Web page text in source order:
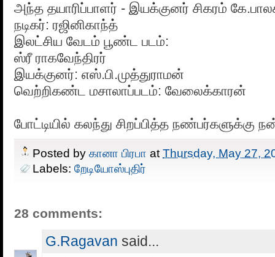
அந்த தயாரிப்பாளர் - இயக்குனர் சிகரம்
நடிகர்: ரஜினிகாந்த்
இலட்சிய வேடம் பூண்ட படம்:
ஸ்ரீ ராகவேந்திரர்
இயக்குனர்: எஸ்.பி.முத்துராமன்
வெற்றிகண்ட மசாலாப்படம்: வேலைக்காரன்
போட்டியில் கலந்து சிறப்பித்த நண்பர்களுக்கு
Posted by கானா பிரபா at Thursday, May 27,
Labels: றேடியோஸ்புதிர்
28 comments:
G.Ragavan said...